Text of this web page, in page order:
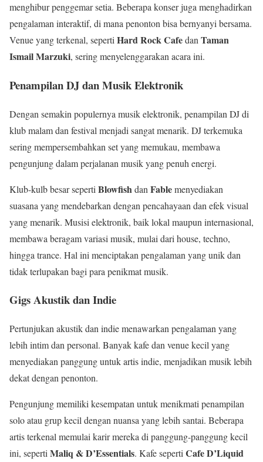
menghibur penggemar setia. Beberapa konser juga menghadirkan
pengalaman interaktif, di mana penonton bisa bernyanyi bersama.
Venue yang terkenal, seperti Hard Rock Cafedan Taman
Ismail Marzuki, sering menyelenggarakan acara ini.
Penampilan DJ dan Musik Elektronik
Dengan semakin populernya musik elektronik, penampilan DJ di
klub malam dan festival menjadi sangat menarik. DJ terkemuka
sering mempersembahkan set yang memukau, membawa
pengunjung dalam perjalanan musik yang penuh energi.
Klub-kulb besar seperti Blowfish dan Fablemenyediakan
suasana yang mendebarkan dengan pencahayaan dan efek visual
yang menarik. Musisi elektronik, baik lokal maupun internasional,
membawa beragam variasi musik, mulai dari house, techno,
hingga trance. Hal ini menciptakan pengalaman yang unik dan
tidak terlupakan bagi para penikmat musik.
Gigs Akustik dan Indie
Pertunjukan akustik dan indie menawarkan pengalaman yang
lebih intim dan personal. Banyak kafe dan venue kecil yang
menyediakan panggung untuk artis indie, menjadikan musik lebih
dekat dengan penonton.
Pengunjung memiliki kesempatan untuk menikmati penampilan
solo atau grup kecil dengan nuansa yang lebih santai. Beberapa
artis terkenal memulai karir mereka di panggung-panggung kecil
ini, seperti Maliq & D’Essentials. Kafe seperti Cafe D’Liquid